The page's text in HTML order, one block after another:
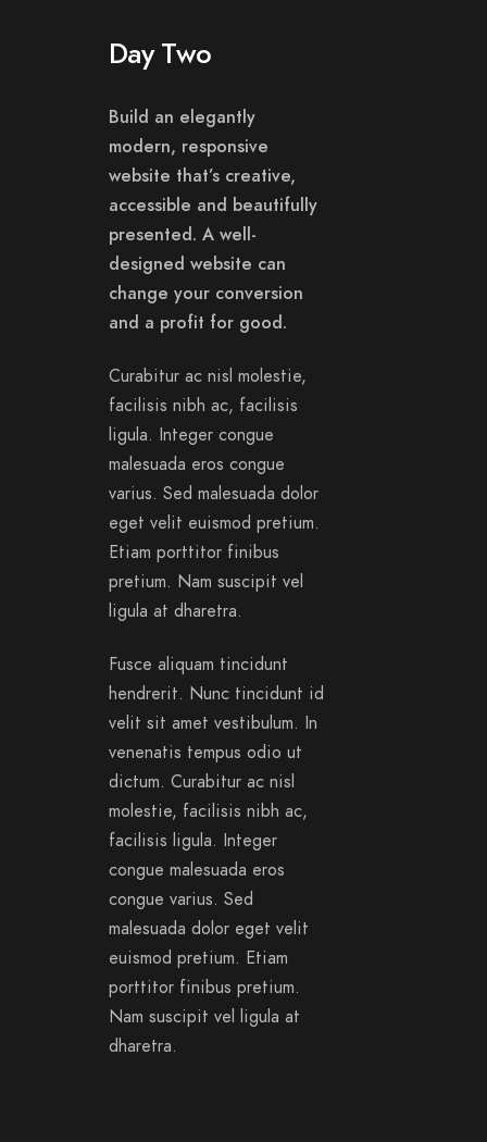
Day Two
Build an elegantly
modern, responsive
website that’s creative,
accessible and beautifully
presented. A well-
designed website can
change your conversion
and a profit for good.
Curabitur ac nisl molestie,
facilisis nibh ac, facilisis
ligula. Integer congue
malesuada eros congue
varius. Sed malesuada dolor
eget velit euismod pretium.
Etiam porttitor finibus
pretium. Nam suscipit vel
ligula at dharetra.
Fusce aliquam tincidunt
hendrerit. Nunc tincidunt id
velit sit amet vestibulum. In
venenatis tempus odio ut
dictum. Curabitur ac nisl
molestie, facilisis nibh ac,
facilisis ligula. Integer
congue malesuada eros
congue varius. Sed
malesuada dolor eget velit
euismod pretium. Etiam
porttitor finibus pretium.
Nam suscipit vel ligula at
dharetra.